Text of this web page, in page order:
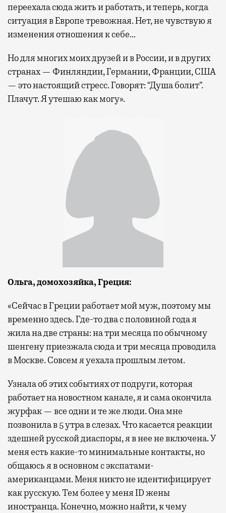
переехала сюда жить и работать, и теперь, когда
ситуация в Европе тревожная. Нет, не чувствую я
изменения отношения к себе…
Но для многих моих друзей и в России, и в других
странах — Финляндии, Германии, Франции, США
— это настоящий стресс. Говорят: “Душа болит”.
Плачут. Я утешаю как могу».
Ольга, домохозяйка,Греция:
«Сейчас в Греции работает мой муж, поэтому мы
временно здесь. Где-то два с половиной года я
жила на две страны: на три месяца по обычному
шенгену приезжала сюда и три месяца проводила
в Москве. Совсем я уехала прошлым летом.
Узнала об этих событиях от подруги, которая
работает на новостном канале, я и сама окончила
журфак — все одни и те же люди. Она мне
позвонила в 5 утра в слезах. Что касается реакции
здешней русской диаспоры, я в нее не включена. У
меня есть какие-то минимальные контакты, но
общаюсь я в основном с экспатами-
американцами. Меня никто не идентифицирует
как русскую. Тем более у меня ID жены
иностранца. Конечно, можно найти, к чему